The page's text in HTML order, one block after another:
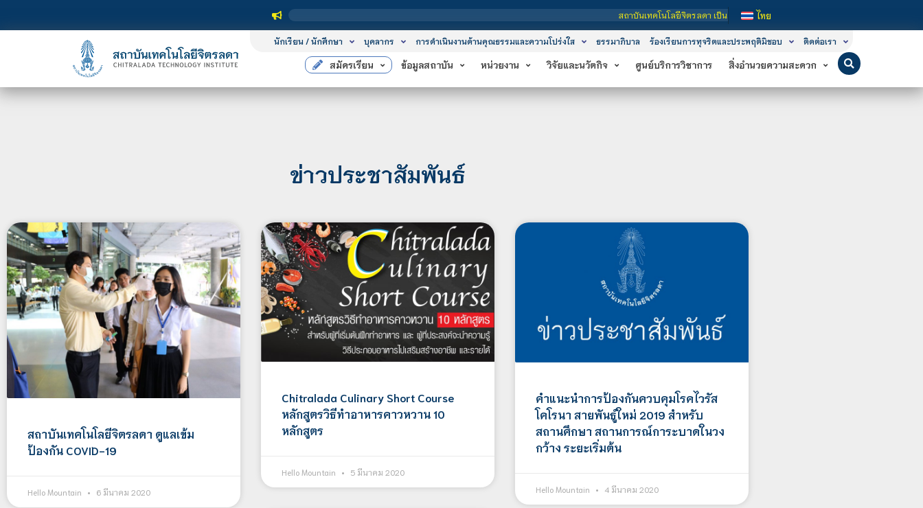
สถาบันเทคโนโลยีจิตรลดา เป็นสถาบันอุดมศึกษาในกำกับของรัฐ เปิดหลักสูตรการเรียนการสอน 3
ไทย
นักเรียน / นักศึกษา บุคลากร การดำเนินงานด้านคุณธรรมและความโปร่งใส ธรรมาภิบาล ร้องเรียนการทุจริตและประพฤติมิชอบ ติดต่อเรา
สมัครเรียน ข้อมูลสถาบัน หน่วยงาน วิจัยและนวัตกิจ ศูนย์บริการวิชาการ สิ่งอำนวยความสะดวก
ข่าวประชาสัมพันธ์
สถาบันเทคโนโลยีจิตรลดา ดูแลเข้ม
ป้องกัน COVID-19
Hello Mountain 6 มีนาคม 2020
Chitralada Culinary Short Course
หลักสูตรวิธีทำอาหารคาวหวาน 10
หลักสูตร
Hello Mountain 5 มีนาคม 2020
คำแนะนำการป้องกันควบคุมโรคไวรัส
โคโรนา สายพันธู์ใหม่ 2019 สำหรับ
สถานศึกษา สถานการณ์การะบาดในวง
กว้าง ระยะเริ่มต้น
Hello Mountain 4 มีนาคม 2020